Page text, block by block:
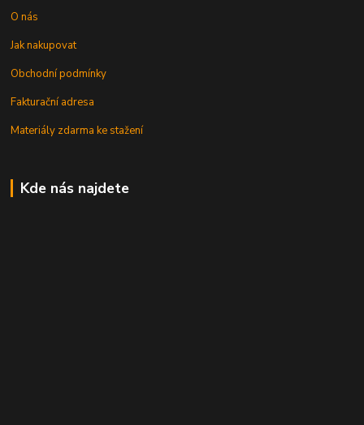
O nás
Jak nakupovat
Obchodní podmínky
Fakturační adresa
Materiály zdarma ke stažení
Kde nás najdete